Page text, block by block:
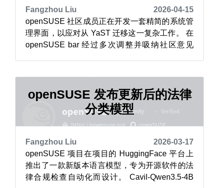
Fangzhou Liu
2026-04-15
openSUSE 社区成员正在开发一套精简的系统管
理界面，以应对从 YaST 迁移这一复杂工作。 在
openSUSE bar 经过多次调整并吸纳社区意见
更容易上手。 这款 cockpit-clien...
openSUSE 发布更新后的法律
分类模型
Fangzhou Liu
2026-03-17
openSUSE 项目在项目的 HuggingFace 平台上
推出了一款新版本语言模型，专为开源软件的法
律合规检查自动化而设计。 Cavil-Qwen3.5-4B